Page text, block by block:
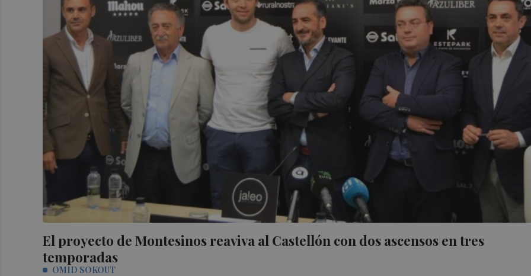
El proyecto de Montesinos reaviva al Castellón con dos ascensos en tres
temporadas
OMID SOKOUT